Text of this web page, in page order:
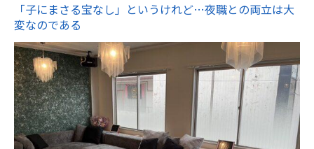
「子にまさる宝なし」というけれど…夜職との両立は大
変なのである